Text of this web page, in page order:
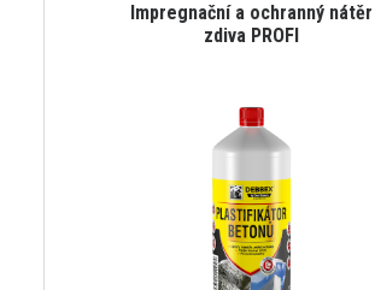
Impregnační a ochranný nátěr
zdiva PROFI